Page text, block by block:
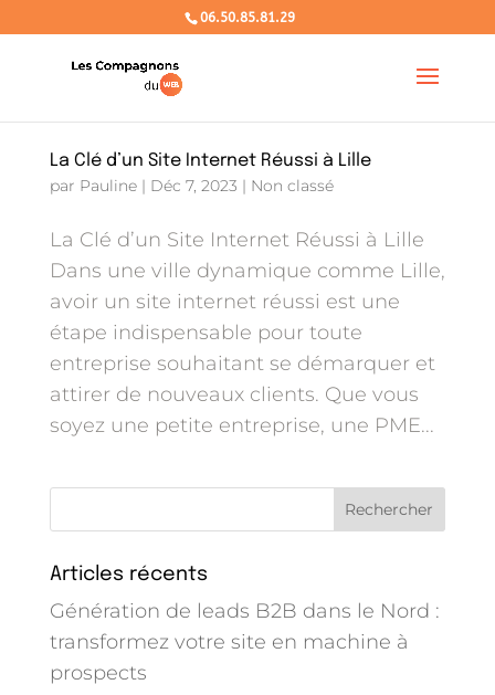
06.50.85.81.29
La Clé d’un Site Internet Réussi à Lille
par Pauline| Déc 7, 2023 | Non classé
La Clé d’un Site Internet Réussi à Lille
Dans une ville dynamique comme Lille,
avoir un site internet réussi est une
étape indispensable pour toute
entreprise souhaitant se démarquer et
attirer de nouveaux clients. Que vous
soyez une petite entreprise, une PME...
Articles récents
Génération de leads B2B dans le Nord :
transformez votre site en machine à
prospects